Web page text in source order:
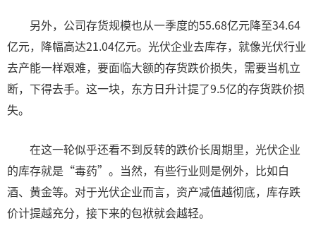
另外，公司存货规模也从一季度的55.68亿元降至34.64
亿元，降幅高达21.04亿元。光伏企业去库存，就像光伏行业
去产能一样艰难，要面临大额的存货跌价损失，需要当机立
断，下得去手。这一块，东方日升计提了9.5亿的存货跌价损
失。
在这一轮似乎还看不到反转的跌价长周期里，光伏企业
的库存就是“毒药”。当然，有些行业则是例外，比如白
酒、黄金等。对于光伏企业而言，资产减值越彻底，库存跌
价计提越充分，接下来的包袱就会越轻。